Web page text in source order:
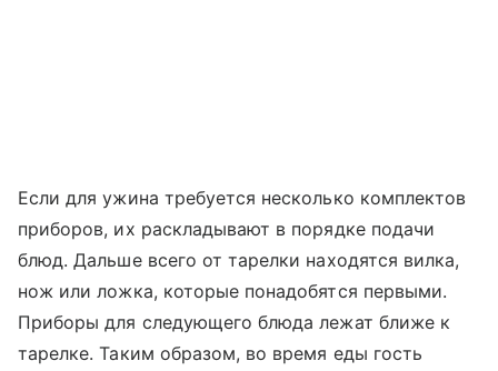
Если для ужина требуется несколько комплектов
приборов, их раскладывают в порядке подачи
блюд. Дальше всего от тарелки находятся вилка,
нож или ложка, которые понадобятся первыми.
Приборы для следующего блюда лежат ближе к
тарелке. Таким образом, во время еды гость